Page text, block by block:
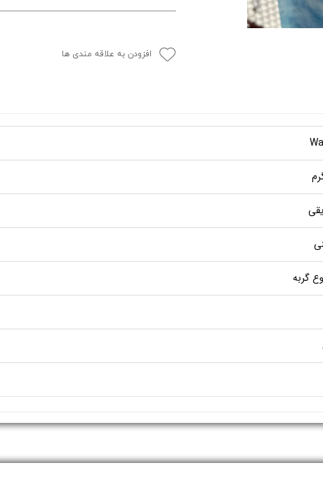
افزودن به علاقه مندی ها
گربه